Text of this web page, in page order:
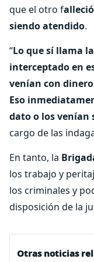
que el otro f
siendo atendido.
“Lo que sí llama
interceptado en
venían con
Eso
dato o los venían
cargo de las
En tanto, la
los trabajo y
los criminales y
disposición de la
Otras noticias